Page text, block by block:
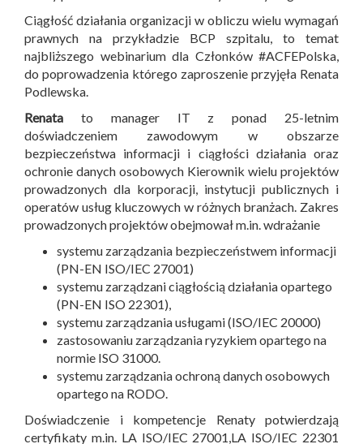
Ciągłość działania organizacji w obliczu wielu wymagań
prawnych na przykładzie BCP szpitalu, to temat
najbliższego webinarium dla Członków #ACFEPolska,
do poprowadzenia którego zaproszenie przyjęła Renata
Podlewska.
Renata to manager IT z ponad 25-letnim
doświadczeniem zawodowym w obszarze
bezpieczeństwa informacji i ciągłości działania oraz
ochronie danych osobowych Kierownik wielu projektów
prowadzonych dla korporacji, instytucji publicznych i
operatów usług kluczowych w różnych branżach. Zakres
prowadzonych projektów obejmował m.in. wdrażanie
systemu zarządzania bezpieczeństwem informacji
(PN-EN ISO/IEC 27001)
systemu zarządzani ciągłością działania opartego
(PN-EN ISO 22301),
systemu zarządzania usługami (ISO/IEC 20000)
zastosowaniu zarządzania ryzykiem opartego na
normie ISO 31000.
systemu zarządzania ochroną danych osobowych
opartego na RODO.
Doświadczenie i kompetencje Renaty potwierdzają
certyfikaty m.in. LA ISO/IEC 27001,LA ISO/IEC 22301